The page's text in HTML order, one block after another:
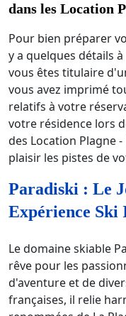
dans les Location
Pour bien préparer
y a quelques détails
vous êtes titulaire
vous avez imprimé
relatifs à votre
votre résidence lors
des Location Plagne -
plaisir les pistes de
Paradiski : Le
Expérience Ski
Le domaine skiable
rêve pour les
d'aventure et de
françaises, il relie